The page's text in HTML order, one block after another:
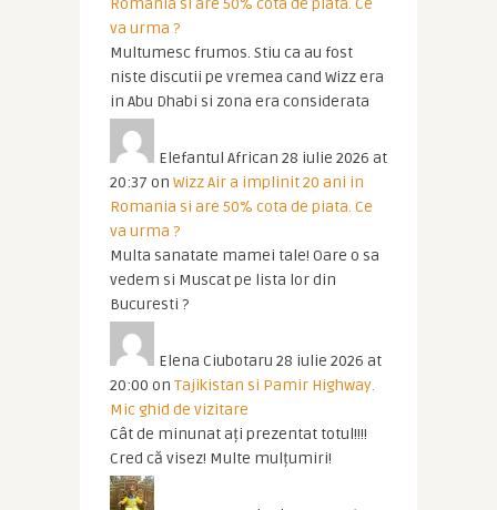
Romania si are 50% cota de piata. Ce
va urma ?
Multumesc frumos. Stiu ca au fost
niste discutii pe vremea cand Wizz era
in Abu Dhabi si zona era considerata
Elefantul African 28 iulie 2026 at
20:37 on Wizz Air a implinit 20 ani in
Romania si are 50% cota de piata. Ce
va urma ?
Multa sanatate mamei tale! Oare o sa
vedem si Muscat pe lista lor din
Bucuresti ?
Elena Ciubotaru 28 iulie 2026 at
20:00 on Tajikistan si Pamir Highway.
Mic ghid de vizitare
Cât de minunat ați prezentat totul!!!!
Cred că visez! Multe mulțumiri!